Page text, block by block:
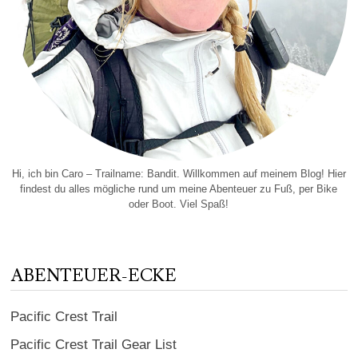
Hi, ich bin Caro – Trailname: Bandit. Willkommen auf meinem Blog! Hier
findest du alles mögliche rund um meine Abenteuer zu Fuß, per Bike
oder Boot. Viel Spaß!
ABENTEUER-ECKE
Pacific Crest Trail
Pacific Crest Trail Gear List